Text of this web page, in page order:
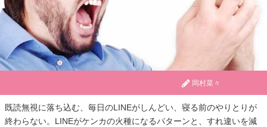
岡村菜々
既読無視に落ち込む、毎日のLINEがしんどい、寝る前のやりとりが
終わらない。LINEがケンカの火種になるパターンと、すれ違いを減